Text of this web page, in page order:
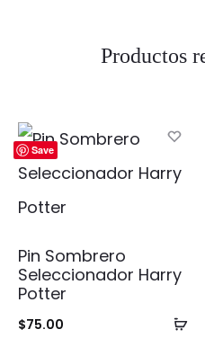
Productos
Save
Pin Sombrero
Seleccionador Harry
Potter
$75.00